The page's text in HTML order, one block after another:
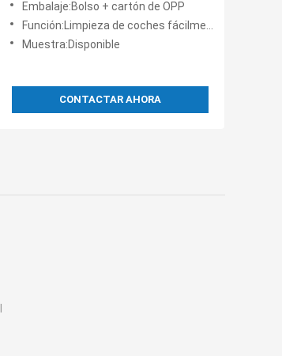
Embalaje:Bolso + cartón de OPP
Función:Limpieza de coches fácilmente
Muestra:Disponible
CONTACTAR AHORA